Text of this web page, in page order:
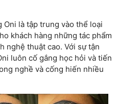
Oni là tập trung vào thể loại
khách hàng những tác phẩm
nghệ thuật cao. Với sự tận
luôn cố gắng học hỏi và tiến
nghề và cống hiến nhiều